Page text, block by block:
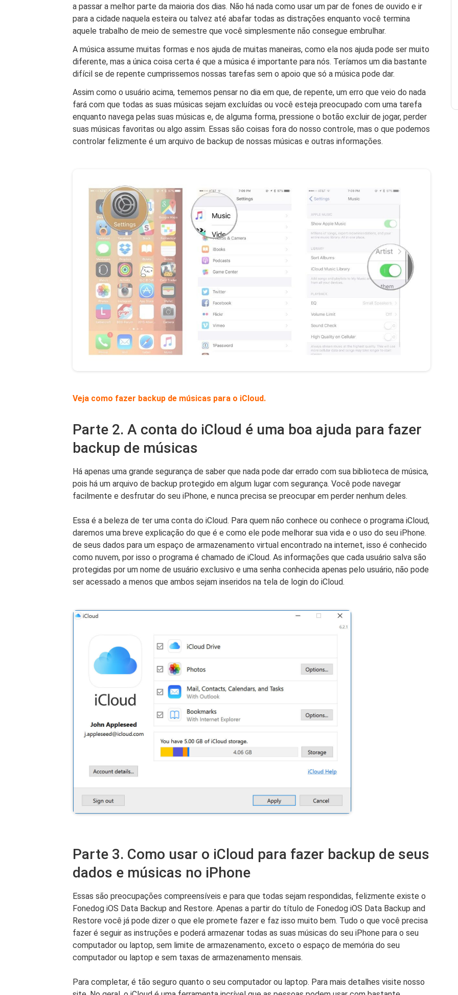
a passar a melhor parte da maioria dos dias. Não há nada como usar um par de fones de ouvido e ir
para a cidade naquela esteira ou talvez até abafar todas as distrações enquanto você termina
aquele trabalho de meio de semestre que você simplesmente não consegue embrulhar.
A música assume muitas formas e nos ajuda de muitas maneiras, como ela nos ajuda pode ser muito
diferente, mas a única coisa certa é que a música é importante para nós. Teríamos um dia bastante
difícil se de repente cumprissemos nossas tarefas sem o apoio que só a música pode dar.
Assim como o usuário acima, tememos pensar no dia em que, de repente, um erro que veio do nada
fará com que todas as suas músicas sejam excluídas ou você esteja preocupado com uma tarefa
enquanto navega pelas suas músicas e, de alguma forma, pressione o botão excluir de jogar, perder
suas músicas favoritas ou algo assim. Essas são coisas fora do nosso controle, mas o que podemos
controlar felizmente é um arquivo de backup de nossas músicas e outras informações.
Veja como fazer backup de músicas para o iCloud.
Parte 2. A conta do iCloud é uma boa ajuda para fazer
backup de músicas
Há apenas uma grande segurança de saber que nada pode dar errado com sua biblioteca de música,
pois há um arquivo de backup protegido em algum lugar com segurança. Você pode navegar
facilmente e desfrutar do seu iPhone, e nunca precisa se preocupar em perder nenhum deles.
Essa é a beleza de ter uma conta do iCloud. Para quem não conhece ou conhece o programa iCloud,
daremos uma breve explicação do que é e como ele pode melhorar sua vida e o uso do seu iPhone.
de seus dados para um espaço de armazenamento virtual encontrado na internet, isso é conhecido
como nuvem, por isso o programa é chamado de iCloud. As informações que cada usuário salva são
protegidas por um nome de usuário exclusivo e uma senha conhecida apenas pelo usuário, não pode
ser acessado a menos que ambos sejam inseridos na tela de login do iCloud.
Parte 3. Como usar o iCloud para fazer backup de seus
dados e músicas no iPhone
Essas são preocupações compreensíveis e para que todas sejam respondidas, felizmente existe o
Fonedog iOS Data Backup and Restore. Apenas a partir do título de Fonedog iOS Data Backup and
Restore você já pode dizer o que ele promete fazer e faz isso muito bem. Tudo o que você precisa
fazer é seguir as instruções e poderá armazenar todas as suas músicas do seu iPhone para o seu
computador ou laptop, sem limite de armazenamento, exceto o espaço de memória do seu
computador ou laptop e sem taxas de armazenamento mensais.
Para completar, é tão seguro quanto o seu computador ou laptop. Para mais detalhes visite nosso